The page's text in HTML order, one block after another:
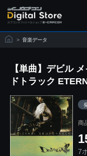
> 音楽データ
【単曲】デビル
ドトラック
商
7